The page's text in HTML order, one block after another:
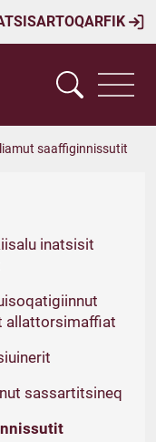
saaffiginnissutit
inatsisit
allattorsimaffiat
sassartitsineq